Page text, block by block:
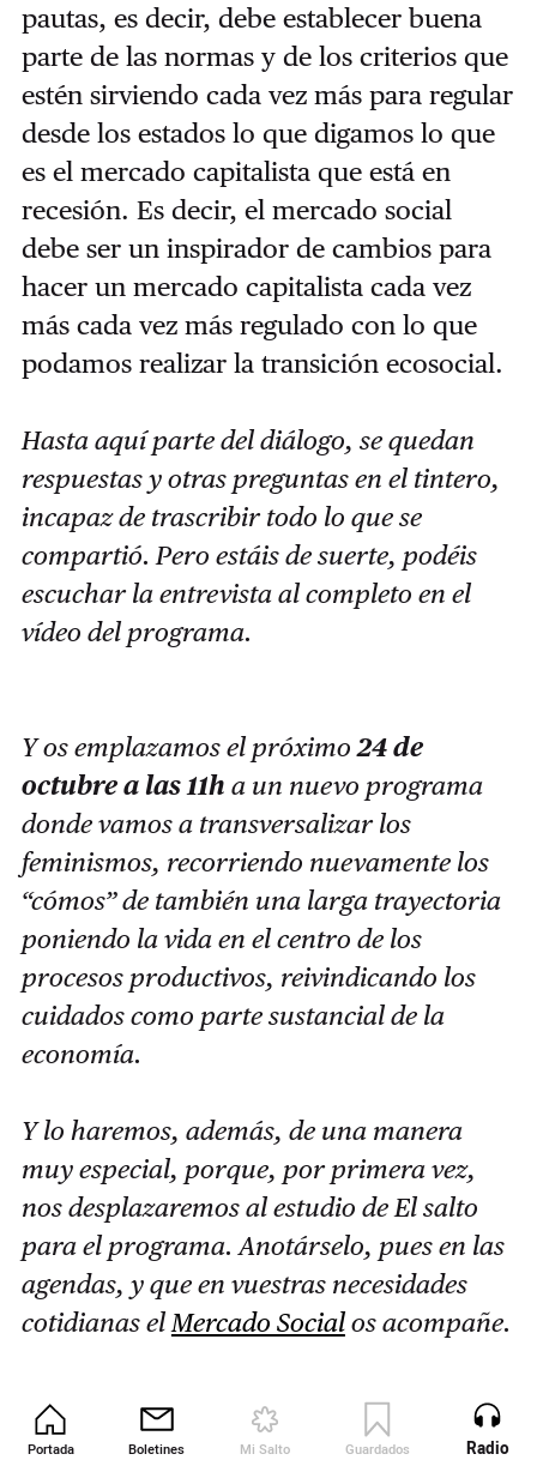
Portada Boletines Mi Salto Guardados Revista
pautas, es decir, debe establecer buena
parte de las normas y de los criterios que
estén sirviendo cada vez más para regular
desde los estados lo que digamos lo que
es el mercado capitalista que está en
recesión. Es decir, el mercado social
debe ser un inspirador de cambios para
hacer un mercado capitalista cada vez
más cada vez más regulado con lo que
podamos realizar la transición ecosocial.
Hasta aquí parte del diálogo, se quedan
respuestas y otras preguntas en el tintero,
incapaz de trascribir todo lo que se
compartió. Pero estáis de suerte, podéis
escuchar la entrevista al completo en el
vídeo del programa.
Y os emplazamos el próximo24 de
octubre a las 11h a un nuevo programa
donde vamos a transversalizar los
feminismos, recorriendo nuevamente los
“cómos” de también una larga trayectoria
poniendo la vida en el centro de los
procesos productivos, reivindicando los
cuidados como parte sustancial de la
economía.
Y lo haremos, además, de una manera
muy especial, porque, por primera vez,
nos desplazaremos al estudio de El salto
para el programa. Anotárselo, pues en las
agendas, y que en vuestras necesidades
cotidianas elMercado Socialos acompañe.
Radio